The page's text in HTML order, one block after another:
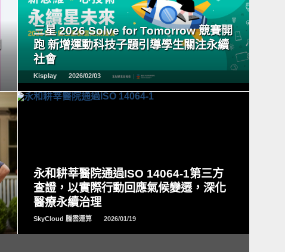
三星 2026 Solve for Tomorrow 競賽開
跑 新增運動科技子題引導學生關注永續
社會
Kisplay 2026/02/03
READ
MORE
永和耕莘醫院通過ISO 14064-1第三方
查證，以實際行動回應氣候變遷，深化
醫療永續治理
SkyCloud 騰雲運算 2026/01/19